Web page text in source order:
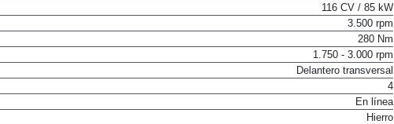
116 CV / 85 kW
3.500 rpm
280 Nm
1.750 - 3.000 rpm
Delantero transversal
4
En línea
Hierro